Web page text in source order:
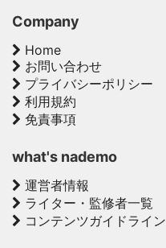
Company
Home
お問い合わせ
プライバシーポリシー
利用規約
免責事項
what's nademo
運営者情報
ライター・監修者一覧
コンテンツガイドライン